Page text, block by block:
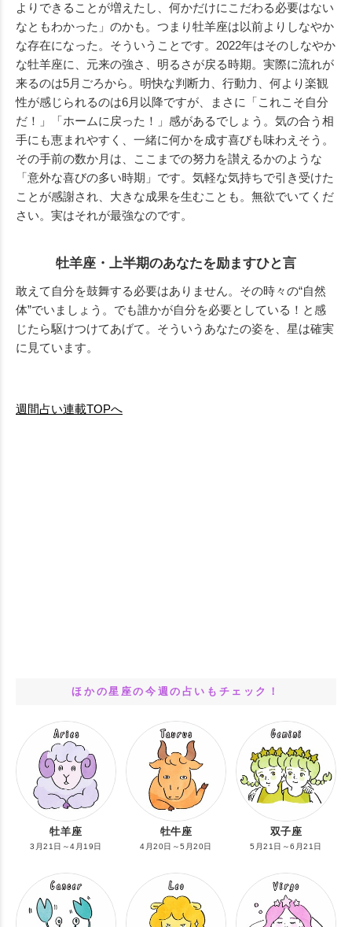
よりできることが増えたし、何かだけにこだわる必要はない
なともわかった」のかも。つまり牡羊座は以前よりしなやか
な存在になった。そういうことです。2022年はそのしなやか
な牡羊座に、元来の強さ、明るさが戻る時期。実際に流れが
来るのは5月ごろから。明快な判断力、行動力、何より楽観
性が感じられるのは6月以降ですが、まさに「これこそ自分
だ！」「ホームに戻った！」感があるでしょう。気の合う相
手にも恵まれやすく、一緒に何かを成す喜びも味わえそう。
その手前の数か月は、ここまでの努力を讃えるかのような
「意外な喜びの多い時期」です。気軽な気持ちで引き受けた
ことが感謝され、大きな成果を生むことも。無欲でいてくだ
さい。実はそれが最強なのです。
牡羊座・上半期のあなたを励ますひと言
敢えて自分を鼓舞する必要はありません。その時々の“自然
体”でいましょう。でも誰かが自分を必要としている！と感
じたら駆けつけてあげて。そういうあなたの姿を、星は確実
に見ています。
週間占い連載TOPへ
ほかの星座の今週の占いもチェック！
牡羊座
3月21日～4月19日
牡牛座
4月20日～5月20日
双子座
5月21日～6月21日